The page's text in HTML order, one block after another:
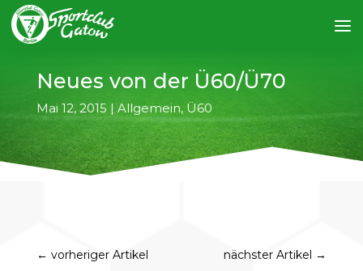
Neues von der Ü60/Ü70
Mai 12, 2015 | Allgemein, Ü60
← vorheriger Artikel nächster Artikel →